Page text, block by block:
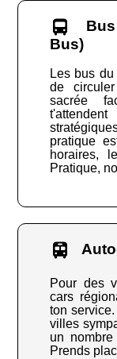
Bus)
Les bus
de
sacrée
pratique
horaires,
Pratique,
Pour des
cars
ton
villes
un
Prends